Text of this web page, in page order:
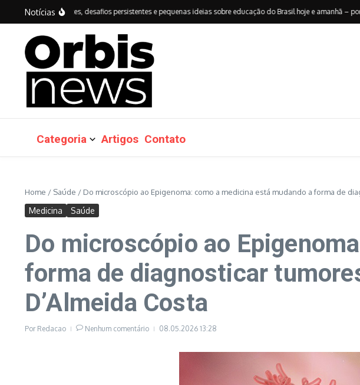
Ir para o conteúdo
Notícias
importantes, desafios persistentes e pequenas ideias sobre educação do Brasil hoje e amanhã – por
Categoria Artigos Contato
Home / Saúde / Do microscópio ao Epigenoma: como a medicina está mudando a forma de
Medicina Saúde
Do microscópio ao
forma de diagnosticar
D’Almeida Costa
Por Redacao Nenhum comentário 08.05.2026 13:28